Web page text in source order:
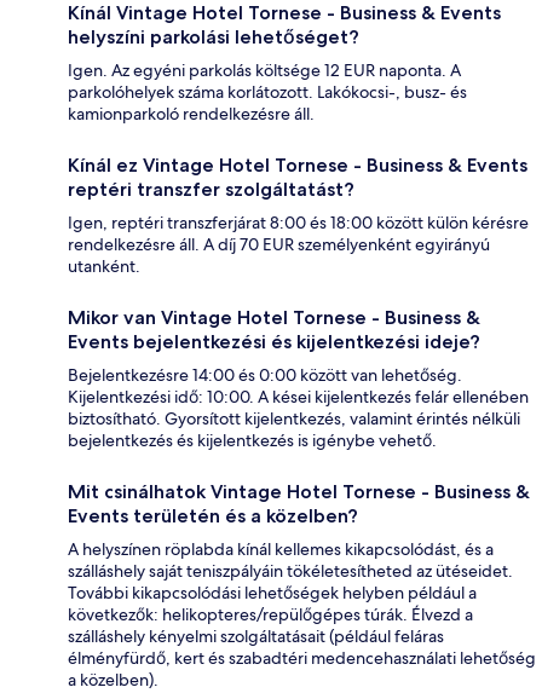
Kínál Vintage Hotel Tornese - Business & Events
helyszíni parkolási lehetőséget?
Igen. Az egyéni parkolás költsége 12 EUR naponta. A
parkolóhelyek száma korlátozott. Lakókocsi-, busz- és
kamionparkoló rendelkezésre áll.
Kínál ez Vintage Hotel Tornese - Business & Events
reptéri transzfer szolgáltatást?
Igen, reptéri transzferjárat 8:00 és 18:00 között külön kérésre
rendelkezésre áll. A díj 70 EUR személyenként egyirányú
utanként.
Mikor van Vintage Hotel Tornese - Business &
Events bejelentkezési és kijelentkezési ideje?
Bejelentkezésre 14:00 és 0:00 között van lehetőség.
Kijelentkezési idő: 10:00. A kései kijelentkezés felár ellenében
biztosítható. Gyorsított kijelentkezés, valamint érintés nélküli
bejelentkezés és kijelentkezés is igénybe vehető.
Mit csinálhatok Vintage Hotel Tornese - Business &
Events területén és a közelben?
A helyszínen röplabda kínál kellemes kikapcsolódást, és a
szálláshely saját teniszpályáin tökéletesítheted az ütéseidet.
További kikapcsolódási lehetőségek helyben például a
következők: helikopteres/repülőgépes túrák. Élvezd a
szálláshely kényelmi szolgáltatásait (például feláras
élményfürdő, kert és szabadtéri medencehasználati lehetőség
a közelben).